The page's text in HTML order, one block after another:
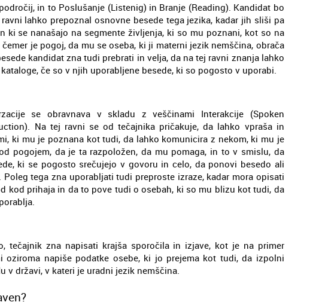
in to Poslušanje (Listenig) in Branje (Reading). Kandidat bo
lahko prepoznal osnovne besede tega jezika, kadar jih sliši pa
ki se nanašajo na segmente življenja, ki so mu poznani, kot so na
je pogoj, da mu se oseba, ki ji materni jezik nemščina, obrača
kandidat zna tudi prebrati in velja, da na tej ravni znanja lahko
če so v njih uporabljene besede, ki so pogosto v uporabi.
se obravnava v skladu z veščinami Interakcije (Spoken
Na tej ravni se od tečajnika pričakuje, da lahko vpraša in
ki mu je poznana kot tudi, da lahko komunicira z nekom, ki mu je
pogojem, da je ta razpoložen, da mu pomaga, in to v smislu, da
ki se pogosto srečujejo v govoru in celo, da ponovi besedo ali
tega zna uporabljati tudi preproste izraze, kadar mora opisati
kod prihaja in da to pove tudi o osebah, ki so mu blizu kot tudi, da
tečajnik zna napisati krajša sporočila in izjave, kot je na primer
napiše podatke osebe, ki jo prejema kot tudi, da izpolni
državi, v kateri je uradni jezik nemščina.